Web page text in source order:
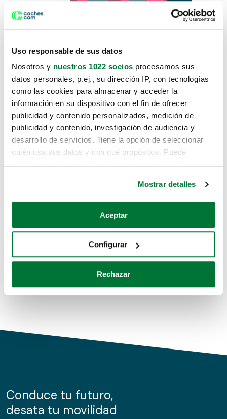
Uso responsable de sus datos
Nosotros y nuestros 1022 socios procesamos sus
datos personales, p.ej., su dirección IP, con tecnologías
como las cookies para almacenar y acceder la
información en su dispositivo con el fin de ofrecer
publicidad y contenido personalizados, medición de
publicidad y contenido, investigación de audiencia y
desarrollo de servicios. Tiene la opción de seleccionar
quién usa sus datos y con qué propósitos. Puede
Si lo permite, también quisiéramos:
Recopilar información sobre su ubicación geográfica
Identificar su dispositivo analizándolo activamente
para buscar características específicas (huellas
Obtenga más información sobre cómo se procesan sus
de cookies.
información sobre el uso que haga del sitio web con
nuestros partners de redes sociales, publicidad y análisis
Mostrar detalles
Aceptar
Configurar
Rechazar
Lo sentimos, no sabemos como
te hemos traido hasta aquí.
Pero puedes encontrar el coche que estás
buscando en alguno de estos enlaces:
Coches de segunda mano
Coches de km0
Conduce tu futuro,
desata tu movilidad